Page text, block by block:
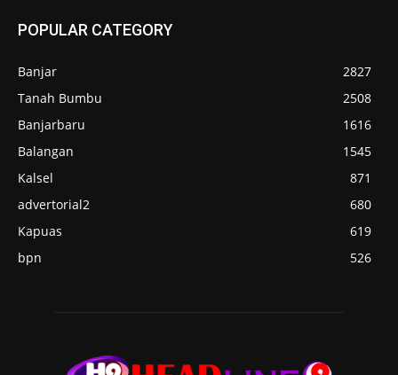
POPULAR CATEGORY
Banjar
2827
Tanah Bumbu
2508
Banjarbaru
1616
Balangan
1545
Kalsel
871
advertorial2
680
Kapuas
619
bpn
526